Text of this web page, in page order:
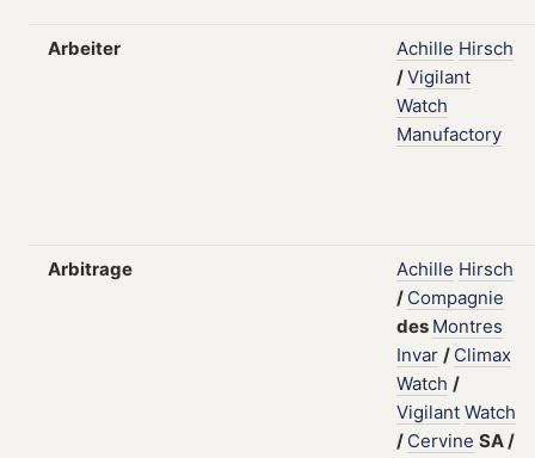
Arbeiter Achille Hirsch
/Vigilant
Watch
Manufactory
Arbitrage Achille Hirsch
/ Compagnie
des Montres
Invar / Climax
Watch /
Vigilant Watch
/ Cervine SA/